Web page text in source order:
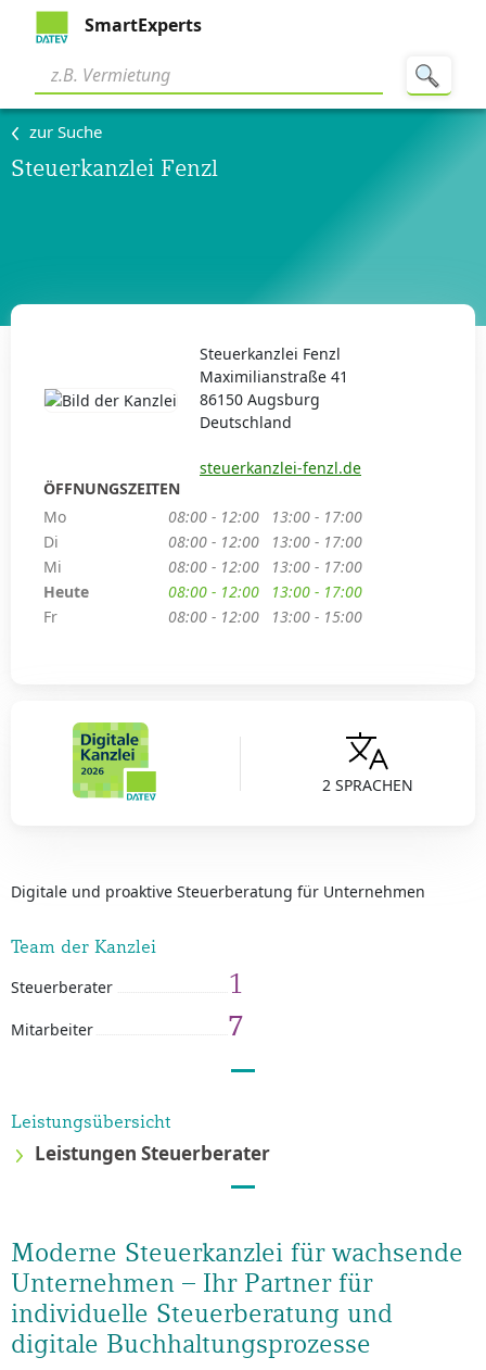
SmartExperts
zur Suche
Steuerkanzlei Fenzl
2 SPRACHEN
Digitale und proaktive Steuerberatung für Unternehmen
Team der Kanzlei
Steuerberater 1
Mitarbeiter 7
Leistungsübersicht
Leistungen Steuerberater
Moderne Steuerkanzlei für wachsende
Unternehmen – Ihr Partner für
individuelle Steuerberatung und
digitale Buchhaltungsprozesse
Steuerkanzlei Fenzl
Maximilianstraße 41
86150 Augsburg
Deutschland
steuerkanzlei-fenzl.de
ÖFFNUNGSZEITEN
Mo
08:00 - 12:00
13:00 - 17:00
Di
08:00 - 12:00
13:00 - 17:00
Mi
08:00 - 12:00
13:00 - 17:00
Heute
08:00 - 12:00
13:00 - 17:00
Fr
08:00 - 12:00 13:00 - 15:00